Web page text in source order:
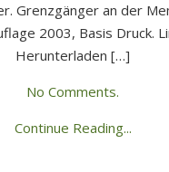
Grenzgänger an der
2003, Basis Druck.
Herunterladen […]
No Comments.
Continue Reading...